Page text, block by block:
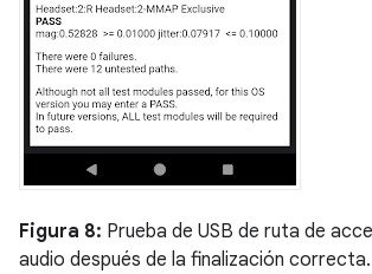
Figura 8: Prueba de USB de ruta de
audio después de la finalización correcta.